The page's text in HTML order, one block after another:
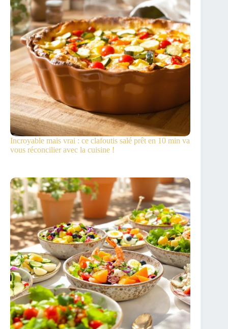
Incroyable mais vrai : ce clafoutis salé prêt en 10 min va
vous réconcilier avec la cuisine !